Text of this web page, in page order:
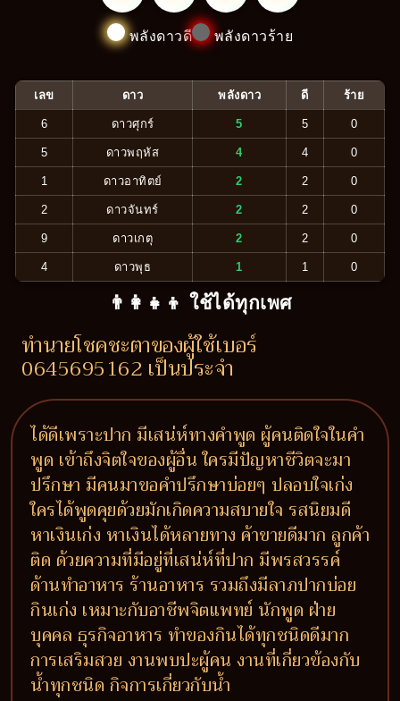
พลังดาวดี พลังดาวร้าย
เลข ดาว พลังดาว ดี ร้าย
6 ดาวศุกร์ 5 5 0
5 ดาวพฤหัส 4 4 0
1 ดาวอาทิตย์ 2 2 0
2 ดาวจันทร์ 2 2 0
9 ดาวเกตุ 2 2 0
4 ดาวพุธ 1 1 0
👨‍👩‍👧‍👦 ใช้ได้ทุกเพศ
ทำนายโชคชะตาของผู้ใช้เบอร์
0645695162 เป็นประจำ
ได้ดีเพราะปาก มีเสน่ห์ทางคำพูด ผู้คนติดใจในคำ
พูด เข้าถึงจิตใจของผู้อื่น ใครมีปัญหาชีวิตจะมา
ปรึกษา มีคนมาขอคำปรึกษาบ่อยๆ ปลอบใจเก่ง
ใครได้พูดคุยด้วยมักเกิดความสบายใจ รสนิยมดี
หาเงินเก่ง หาเงินได้หลายทาง ค้าขายดีมาก ลูกค้า
ติด ด้วยความที่มีอยู่ที่เสน่ห์ที่ปาก มีพรสวรรค์
ด้านทำอาหาร ร้านอาหาร รวมถึงมีลาภปากบ่อย
กินเก่ง เหมาะกับอาชีพจิตแพทย์ นักพูด ฝ่าย
บุคคล ธุรกิจอาหาร ทำของกินได้ทุกชนิดดีมาก
การเสริมสวย งานพบปะผู้คน งานที่เกี่ยวข้องกับ
น้ำทุกชนิด กิจการเกี่ยวกับน้ำ